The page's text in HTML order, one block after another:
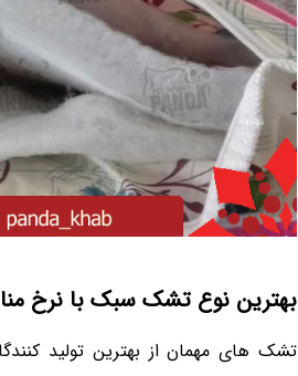
بهترین نوع تشک سبک با نرخ
تشک های مهمان از بهترین تولید